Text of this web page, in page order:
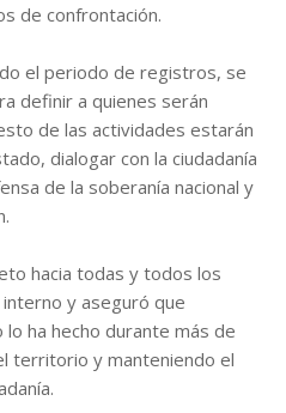
de confrontación.
el periodo de registros, se
definir a quienes serán
de las actividades estarán
dialogar con la ciudadanía
de la soberanía nacional y
hacia todas y todos los
y aseguró que
ha hecho durante más de
territorio y manteniendo el